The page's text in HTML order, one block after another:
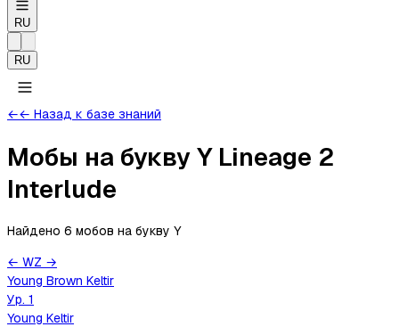
RU
RU
←← Назад к базе знаний
Мобы на букву Y Lineage 2
Interlude
Найдено 6 мобов на букву Y
← WZ →
Young Brown Keltir
Ур. 1
Young Keltir